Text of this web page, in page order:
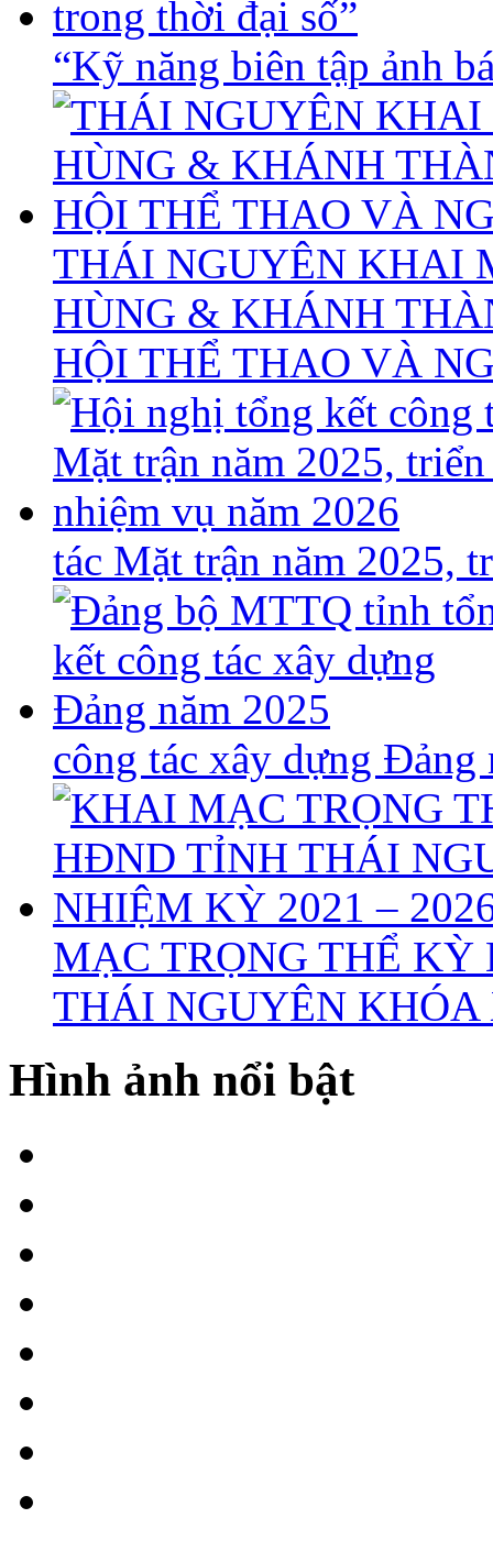
“Kỹ năng biên tập ảnh
THÁI NGUYÊN KHAI
HÙNG & KHÁNH
HỘI THỂ THAO VÀ
tác Mặt trận năm 2025,
công tác xây dựng Đảng
MẠC TRỌNG THỂ
THÁI NGUYÊN KHÓA
Hình ảnh nổi bật